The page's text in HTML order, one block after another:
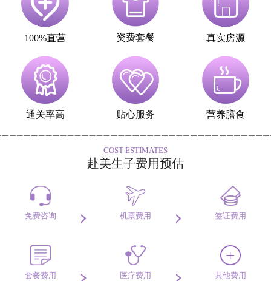
100%直营 资费套餐 真实房源
通关率高 贴心服务 营养膳食
COST ESTIMATES
赴美生子费用预估
免费咨询 机票费用 签证费用
套餐费用 医疗费用 其他费用